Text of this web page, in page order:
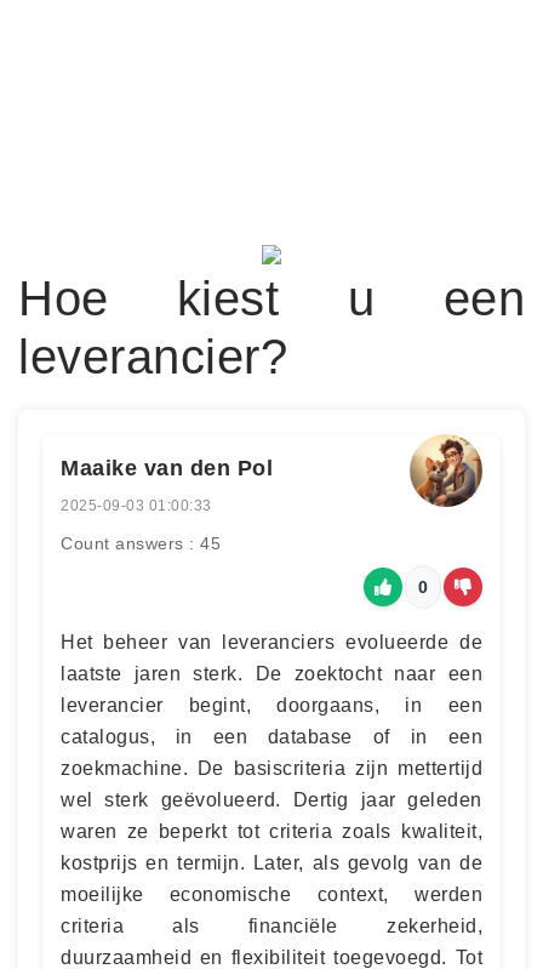
Hoe kiest u een
leverancier?
Maaike van den Pol
2025-09-03 01:00:33
Count answers : 45
0
Het beheer van leveranciers evolueerde de
laatste jaren sterk. De zoektocht naar een
leverancier begint, doorgaans, in een
catalogus, in een database of in een
zoekmachine. De basiscriteria zijn mettertijd
wel sterk geëvolueerd. Dertig jaar geleden
waren ze beperkt tot criteria zoals kwaliteit,
kostprijs en termijn. Later, als gevolg van de
moeilijke economische context, werden
criteria als financiële zekerheid,
duurzaamheid en flexibiliteit toegevoegd. Tot